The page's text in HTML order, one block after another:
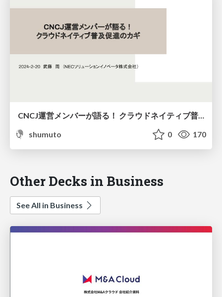
shumuto
0 170
Other Decks in Business
See All in Business